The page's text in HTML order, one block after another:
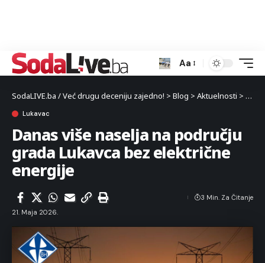
Aa
SodaLIVE.ba / Već drugu deceniju zajedno! > Blog > Aktuelnosti >
Lukavac
Danas više naselja na području
grada Lukavca bez električne
energije
21. Maja 2026.
3 Min. Za Čitanje